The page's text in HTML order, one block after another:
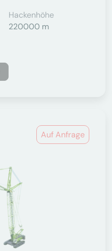
Hackenhöhe
220000 m
Auf Anfrage